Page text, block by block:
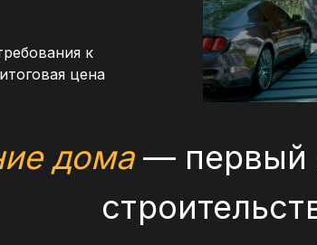
к
цена
дома— первый